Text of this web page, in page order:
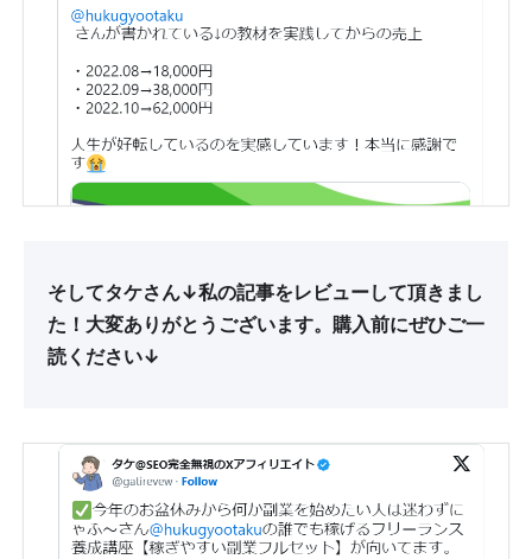
そしてタケさん↓私の記事をレビューして頂きまし
た！大変ありがとうございます。購入前にぜひご一
読ください↓